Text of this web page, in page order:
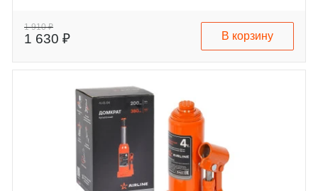
1 910 ₽
1 630 ₽ В корзину